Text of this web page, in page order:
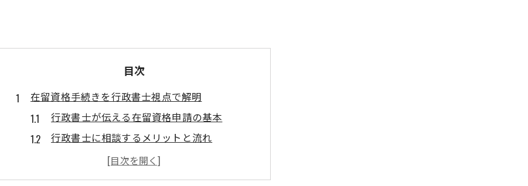
目次
在留資格手続きを行政書士視点で解明
行政書士が伝える在留資格申請の基本
行政書士に相談するメリットと流れ
伊勢崎市で行政書士を選ぶ際の注意点
行政書士が語る書類準備のコツと実務